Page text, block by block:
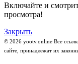
Включайте и
просмотра!
Закрыть
© 2026 yootv.online Все
сайте, принадлежат их